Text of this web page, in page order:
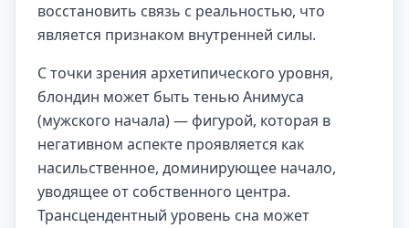
восстановить связь с реальностью, что
является признаком внутренней силы.
С точки зрения архетипического уровня,
блондин может быть тенью Анимуса
(мужского начала) — фигурой, которая в
негативном аспекте проявляется как
насильственное, доминирующее начало,
уводящее от собственного центра.
Трансцендентный уровень сна может